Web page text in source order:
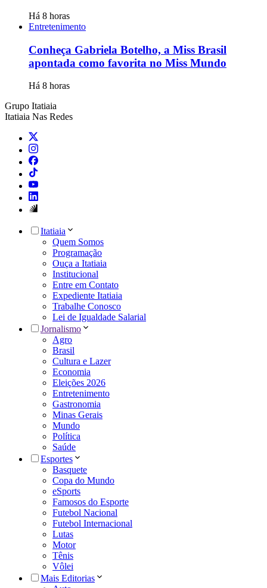
Há 8 horas
Entretenimento
Conheça Gabriela Botelho, a Miss Brasil
apontada como favorita no Miss Mundo
Há 8 horas
Grupo Itatiaia
Itatiaia Nas Redes
Itatiaia
Quem Somos
Programação
Ouça a Itatiaia
Institucional
Entre em Contato
Expediente Itatiaia
Trabalhe Conosco
Lei de Igualdade Salarial
Jornalismo
Agro
Brasil
Cultura e Lazer
Economia
Eleições 2026
Entretenimento
Gastronomia
Minas Gerais
Mundo
Política
Saúde
Esportes
Basquete
Copa do Mundo
eSports
Famosos do Esporte
Futebol Nacional
Futebol Internacional
Lutas
Motor
Tênis
Vôlei
Mais Editorias